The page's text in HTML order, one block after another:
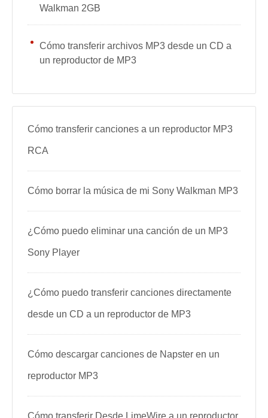
Walkman 2GB
Cómo transferir archivos MP3 desde un CD a
un reproductor de MP3
Cómo transferir canciones a un reproductor MP3
RCA
Cómo borrar la música de mi Sony Walkman MP3
¿Cómo puedo eliminar una canción de un MP3
Sony Player
¿Cómo puedo transferir canciones directamente
desde un CD a un reproductor de MP3
Cómo descargar canciones de Napster en un
reproductor MP3
Cómo transferir Desde LimeWire a un reproductor